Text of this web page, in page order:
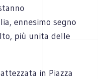
ennesimo segno
più unita delle
in Piazza